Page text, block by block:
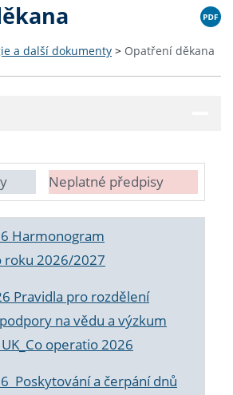
a další dokumenty > Opatření děkana
Neplatné předpisy
Harmonogram
roku 2026/2027
Pravidla pro rozdělení
na vědu a výzkum
operatio 2026
Poskytování a čerpání dnů